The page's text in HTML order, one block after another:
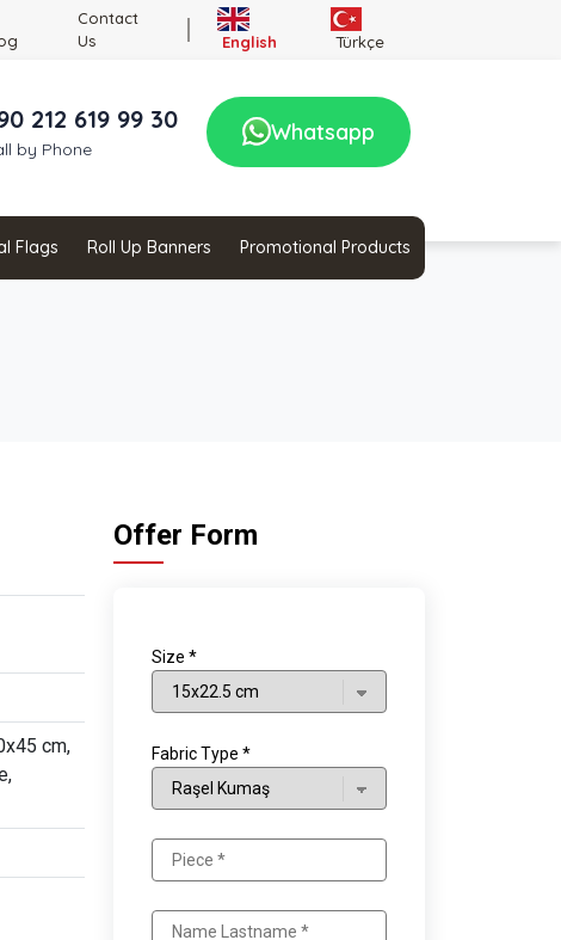
Contact
Us
English Türkçe
212 619 99 30
by Phone
Whatsapp
Flags Roll Up Banners Promotional Products
cm,
Offer Form
Size *
Fabric Type *